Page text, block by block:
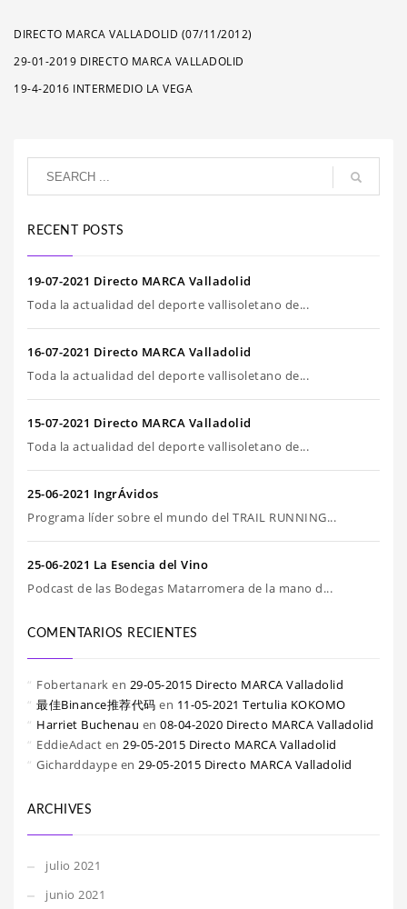
DIRECTO MARCA VALLADOLID (07/11/2012)
29-01-2019 DIRECTO MARCA VALLADOLID
19-4-2016 INTERMEDIO LA VEGA
RECENT POSTS
19-07-2021 Directo MARCA Valladolid
Toda la actualidad del deporte vallisoletano de...
16-07-2021 Directo MARCA Valladolid
Toda la actualidad del deporte vallisoletano de...
15-07-2021 Directo MARCA Valladolid
Toda la actualidad del deporte vallisoletano de...
25-06-2021 IngrÁvidos
Programa líder sobre el mundo del TRAIL RUNNING...
25-06-2021 La Esencia del Vino
Podcast de las Bodegas Matarromera de la mano d...
COMENTARIOS RECIENTES
Fobertanark en 29-05-2015 Directo MARCA Valladolid
最佳Binance推荐代码 en 11-05-2021 Tertulia KOKOMO
Harriet Buchenau en 08-04-2020 Directo MARCA Valladolid
EddieAdact en 29-05-2015 Directo MARCA Valladolid
Gicharddaype en 29-05-2015 Directo MARCA Valladolid
ARCHIVES
julio 2021
junio 2021